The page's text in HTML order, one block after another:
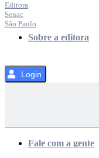
Editora
Senac
São Paulo
Sobre a editora
Fale com a gente
Login